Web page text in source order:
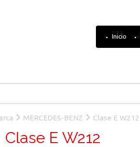
Inicio
MERCEDES-BENZ Clase E W212
Clase E W212